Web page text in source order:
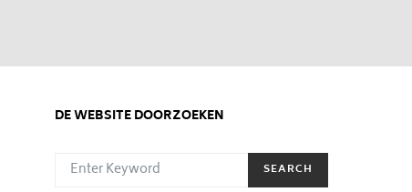
DE WEBSITE DOORZOEKEN
SEARCH FOR:
SEARCH